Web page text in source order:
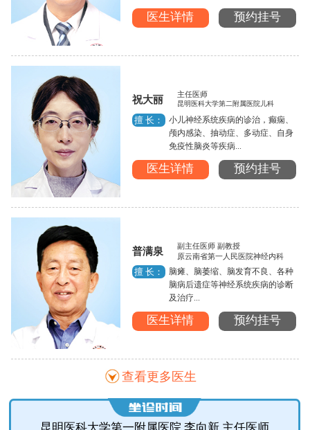
医生详情 预约挂号
祝大丽 主任医师
昆明医科大学第二附属医院儿科
擅 长：
小儿神经系统疾病的诊治，癫痫、
颅内感染、抽动症、多动症、自身
免疫性脑炎等疾病...
医生详情 预约挂号
普满泉
副主任医师 副教授
原云南省第一人民医院神经内科
擅 长：
脑瘫、脑萎缩、脑发育不良、各种
脑病后遗症等神经系统疾病的诊断
及治疗...
医生详情 预约挂号
查看更多医生